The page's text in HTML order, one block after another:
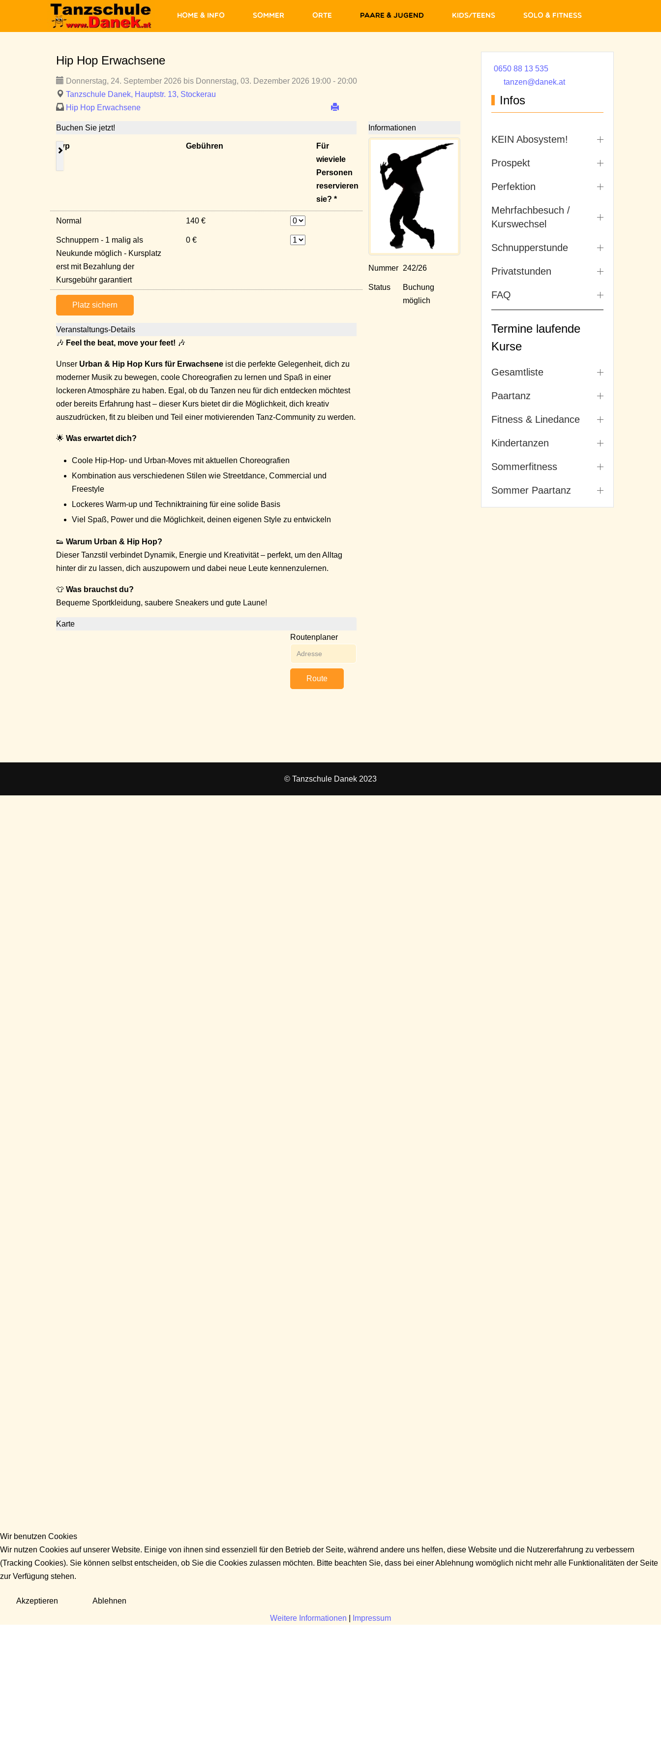
Home & Info Sommer Orte Paare & Jugend Kids/Teens Solo & Fitness
Hip Hop Erwachsene
Donnerstag, 24. September 2026 bis Donnerstag, 03. Dezember 2026 19:00 - 20:00
Tanzschule Danek, Hauptstr. 13, Stockerau
Hip Hop Erwachsene
Buchen Sie jetzt!
Typ Gebühren
Für
wieviele
Personen
reservieren
sie? *
Normal 140 €
Schnuppern - 1 malig als
Neukunde möglich - Kursplatz
erst mit Bezahlung der
Kursgebühr garantiert
0 €
Platz sichern
Veranstaltungs-Details
🎶 Feel the beat, move your feet! 🎶
Unser Urban & Hip Hop Kurs für Erwachsene ist die perfekte Gelegenheit, dich zu
moderner Musik zu bewegen, coole Choreografien zu lernen und Spaß in einer
lockeren Atmosphäre zu haben. Egal, ob du Tanzen neu für dich entdecken möchtest
oder bereits Erfahrung hast – dieser Kurs bietet dir die Möglichkeit, dich kreativ
auszudrücken, fit zu bleiben und Teil einer motivierenden Tanz-Community zu werden.
🌟 Was erwartet dich?
Coole Hip-Hop- und Urban-Moves mit aktuellen Choreografien
Kombination aus verschiedenen Stilen wie Streetdance, Commercial und
Freestyle
Lockeres Warm-up und Techniktraining für eine solide Basis
Viel Spaß, Power und die Möglichkeit, deinen eigenen Style zu entwickeln
👟 Warum Urban & Hip Hop?
Dieser Tanzstil verbindet Dynamik, Energie und Kreativität – perfekt, um den Alltag
hinter dir zu lassen, dich auszupowern und dabei neue Leute kennenzulernen.
👕 Was brauchst du?
Bequeme Sportkleidung, saubere Sneakers und gute Laune!
Karte
Routenplaner
Route
Informationen
Nummer 242/26
Status
Buchung
möglich
0650 88 13 535
tanzen@danek.at
Infos
KEIN Abosystem!
Prospekt
Perfektion
Mehrfachbesuch /
Kurswechsel
Schnupperstunde
Privatstunden
FAQ
Termine laufende
Kurse
Gesamtliste
Paartanz
Fitness & Linedance
Kindertanzen
Sommerfitness
Sommer Paartanz
© Tanzschule Danek 2023
Wir benutzen Cookies
Wir nutzen Cookies auf unserer Website. Einige von ihnen sind essenziell für den Betrieb der Seite, während andere uns helfen, diese Website und die Nutzererfahrung zu verbessern
(Tracking Cookies). Sie können selbst entscheiden, ob Sie die Cookies zulassen möchten. Bitte beachten Sie, dass bei einer Ablehnung womöglich nicht mehr alle Funktionalitäten der Seite
zur Verfügung stehen.
Akzeptieren Ablehnen
Weitere Informationen Impressum